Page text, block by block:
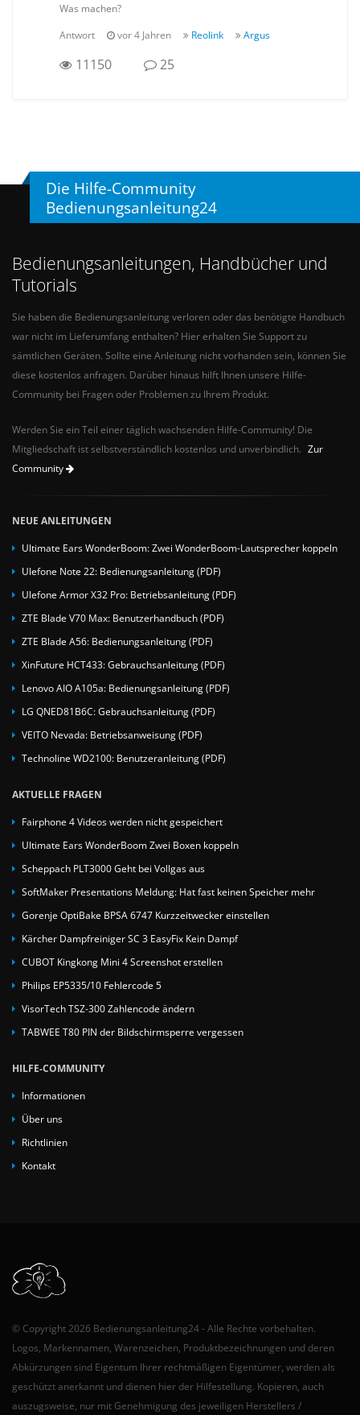
Was machen?
Antwort vor 4 Jahren Reolink Argus
11150 25
Die Hilfe-Community
Bedienungsanleitung24
Bedienungsanleitungen, Handbücher und
Tutorials
Sie haben die Bedienungsanleitung verloren oder das benötigte Handbuch
war nicht im Lieferumfang enthalten? Hier erhalten Sie Support zu
sämtlichen Geräten. Sollte eine Anleitung nicht vorhanden sein, können Sie
diese kostenlos anfragen. Darüber hinaus hilft Ihnen unsere Hilfe-
Community bei Fragen oder Problemen zu Ihrem Produkt.
Werden Sie ein Teil einer täglich wachsenden Hilfe-Community! Die
Mitgliedschaft ist selbstverständlich kostenlos und unverbindlich. Zur
Community
NEUE ANLEITUNGEN
Ultimate Ears WonderBoom: Zwei WonderBoom-Lautsprecher koppeln
Ulefone Note 22: Bedienungsanleitung (PDF)
Ulefone Armor X32 Pro: Betriebsanleitung (PDF)
ZTE Blade V70 Max: Benutzerhandbuch (PDF)
ZTE Blade A56: Bedienungsanleitung (PDF)
XinFuture HCT433: Gebrauchsanleitung (PDF)
Lenovo AIO A105a: Bedienungsanleitung (PDF)
LG QNED81B6C: Gebrauchsanleitung (PDF)
VEITO Nevada: Betriebsanweisung (PDF)
Technoline WD2100: Benutzeranleitung (PDF)
AKTUELLE FRAGEN
Fairphone 4 Videos werden nicht gespeichert
Ultimate Ears WonderBoom Zwei Boxen koppeln
Scheppach PLT3000 Geht bei Vollgas aus
SoftMaker Presentations Meldung: Hat fast keinen Speicher mehr
Gorenje OptiBake BPSA 6747 Kurzzeitwecker einstellen
Kärcher Dampfreiniger SC 3 EasyFix Kein Dampf
CUBOT Kingkong Mini 4 Screenshot erstellen
Philips EP5335/10 Fehlercode 5
VisorTech TSZ-300 Zahlencode ändern
TABWEE T80 PIN der Bildschirmsperre vergessen
HILFE-COMMUNITY
Informationen
Über uns
Richtlinien
Kontakt
© Copyright 2026 Bedienungsanleitung24 - Alle Rechte vorbehalten.
Logos, Markennamen, Warenzeichen, Produktbezeichnungen und deren
Abkürzungen sind Eigentum Ihrer rechtmäßigen Eigentümer, werden als
geschützt anerkannt und dienen hier der Hilfestellung. Kopieren, auch
auszugsweise, nur mit Genehmigung des jeweiligen Herstellers /